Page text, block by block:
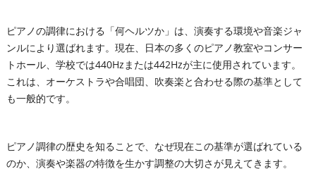
ピアノの調律における「何ヘルツか」は、演奏する環境や音楽ジャ
ンルにより選ばれます。現在、日本の多くのピアノ教室やコンサー
トホール、学校では440Hzまたは442Hzが主に使用されています。
これは、オーケストラや合唱団、吹奏楽と合わせる際の基準として
も一般的です。
ピアノ調律の歴史を知ることで、なぜ現在この基準が選ばれている
のか、演奏や楽器の特徴を生かす調整の大切さが見えてきます。